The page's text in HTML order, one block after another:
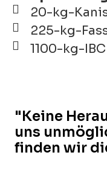
20-kg-
225-kg-
1100-kg-IBC
"Keine
uns
finden wir